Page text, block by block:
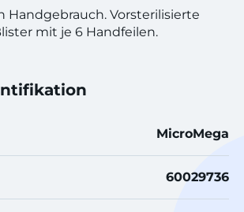
Handgebrauch. Vorsterilisierte
mit je 6 Handfeilen.
MicroMega
60029736